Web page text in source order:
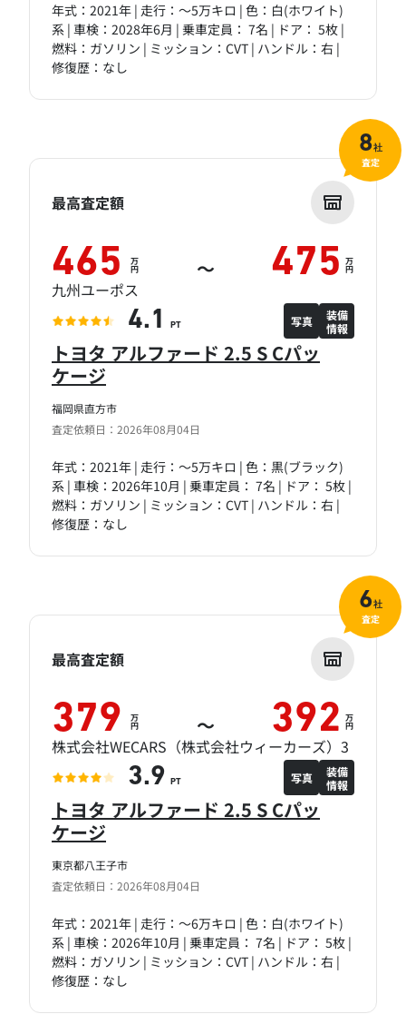
年式：2021年 | 走行：～5万キロ | 色：白(ホワイト)
系 | 車検：2028年6月 | 乗車定員： 7名 | ドア： 5枚 |
燃料：ガソリン | ミッション：CVT | ハンドル：右 |
修復歴：なし
福岡県直方市
査定依頼日：2026年08月04日
トヨタ アルファード 2.5 S Cパッ
ケージ
年式：2021年 | 走行：～5万キロ | 色：黒(ブラック)
系 | 車検：2026年10月 | 乗車定員： 7名 | ドア： 5枚 |
燃料：ガソリン | ミッション：CVT | ハンドル：右 |
修復歴：なし
最高査定額
465 万
円 ～ 475 万
円
九州ユーポス
4.1 PT 写真
装備
情報
8社
査定
東京都八王子市
査定依頼日：2026年08月04日
トヨタ アルファード 2.5 S Cパッ
ケージ
年式：2021年 | 走行：～6万キロ | 色：白(ホワイト)
系 | 車検：2026年10月 | 乗車定員： 7名 | ドア： 5枚 |
燃料：ガソリン | ミッション：CVT | ハンドル：右 |
修復歴：なし
最高査定額
379 万
円 ～ 392 万
円
株式会社WECARS（株式会社ウィーカーズ）3
3.9 PT 写真
装備
情報
6社
査定